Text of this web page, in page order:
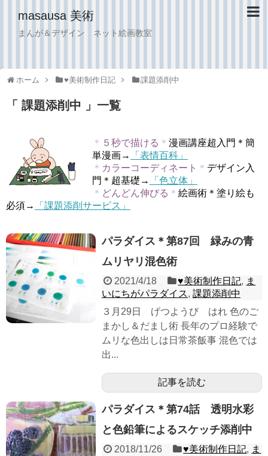
masausa 美術
まんが＆デザイン ネット絵画教室
ホーム ♥︎美術制作日記 課題添削中
「 課題添削中 」一覧
＊ ５秒で描ける ＊ 漫画講座超入門＊簡
単漫画→
「表情百科」
＊ カラーコーディネート ＊ デザイン入
門＊超基礎→
「色立体」
＊ どんどん伸びる ＊ 絵画術＊塗り絵も
必須→
「課題添削サービス」
パラダイス＊第87回 緑みの青
ムリヤリ混色術
2021/4/18 ♥︎美術制作日記, ま
いにちがパラダイス, 課題添削中
３月29日 げつようび はれ 色のご
まかし＆だまし術 長年のプロ経験で
ムリな色出しは日常茶飯事 混色では
出...
記事を読む
パラダイス＊第74話 透明水彩
と色鉛筆によるスケッチ添削中
2018/11/26 ♥︎美術制作日記, ま